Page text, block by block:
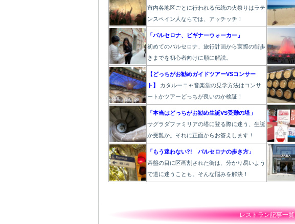
市内各地区ごとに行われる伝統の火祭りはラテ
ンスペイン人ならでは、アッチッチ！
「バルセロナ、ビギナーウォーカー」
初めてのバルセロナ、旅行計画から実際の街歩
きまでを初心者向けに順に解説。
【どっちがお勧めガイドツアーVSコンサー
ト】
カタルーニャ音楽堂の見学方法はコンサ
ートかツアーどっちが良いのか検証！
「本当はどっちがお勧め生誕VS受難の塔」
サグラダファミリアの塔に登る際に迷う、生誕
か受難か。それに正面からお答えします！
「もう迷わない?! バルセロナの歩き方」
碁盤の目に区画割された街は、分かり易いよう
で道に迷うことも。そんな悩みを解決！
レストラン記事一覧